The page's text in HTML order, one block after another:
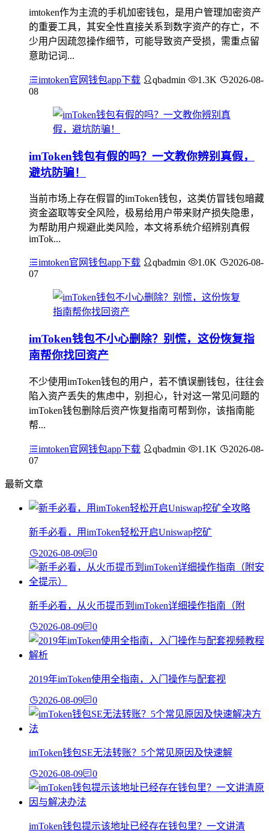
imtoken作为主流的手机加密钱包，是用户管理加密资产
的重要工具，其安全性直接关系到数字资产的存亡，不
少用户因疏忽操作细节，可能导致资产受损，需重点留
意助记词...
imtoken官网钱包app下载 qbadmin 1.3K
2026-08-
08
imToken钱包有假的吗？一文教你辨别真假，
避坑防骗！
当前市场上存在假冒的imToken钱包，这类仿冒钱包暗藏
资金盗取等安全风险，极易给用户带来财产损失隐患，
为帮助用户规避此类风险，本文将系统介绍辨别真假
imTok...
imtoken官网钱包app下载 qbadmin 1.0K
2026-08-
07
imToken钱包不小心删除？别慌，这份恢复指
南帮你找回资产
不少使用imToken钱包的用户，若不慎误删钱包，往往会
陷入资产丢失的焦虑中，别担心，针对这一常见问题的
imToken钱包删除后资产恢复指南可帮到你，该指南能
帮...
imtoken官网钱包app下载 qbadmin 1.1K
2026-08-
07
最新文章
新手必看，用imToken轻松开启Uniswap挖矿
2026-08-09 0
新手必看，从火币提币到imToken详细操作指南（附
2026-08-09 0
2019年imToken使用全指南，入门操作与配套视
2026-08-09 0
imToken钱包SE无法转账？5个常见原因及快速解
2026-08-09 0
imToken钱包提示该地址已经存在钱包里？一文讲清